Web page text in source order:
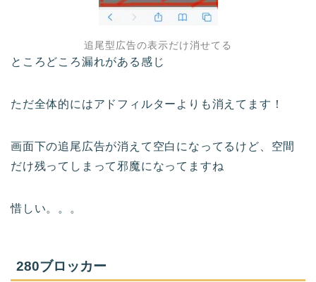
追尾型広告の表示だけ消せてる
ところどころ漏れがある感じ
ただ全体的にはアドフィルターよりも消えてます！
画面下の追尾広告が消えて空白になってるけど、空間
だけ残ってしまって邪魔になってますね
惜しい。。。
280ブロッカー